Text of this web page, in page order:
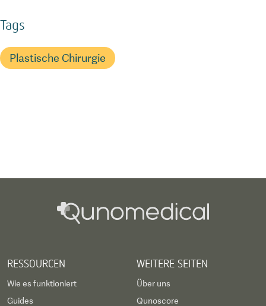
Tags
Plastische Chirurgie
RESSOURCEN
Wie es funktioniert
Guides
WEITERE SEITEN
Über uns
Qunoscore